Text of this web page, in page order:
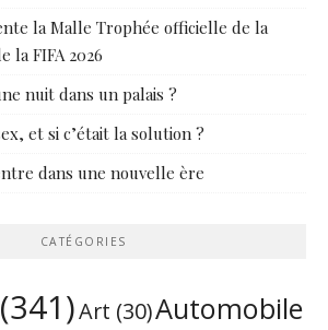
la Malle Trophée officielle de la
la FIFA 2026
nuit dans un palais ?
et si c’était la solution ?
dans une nouvelle ère
CATÉGORIES
(341)Art (30)Automobile